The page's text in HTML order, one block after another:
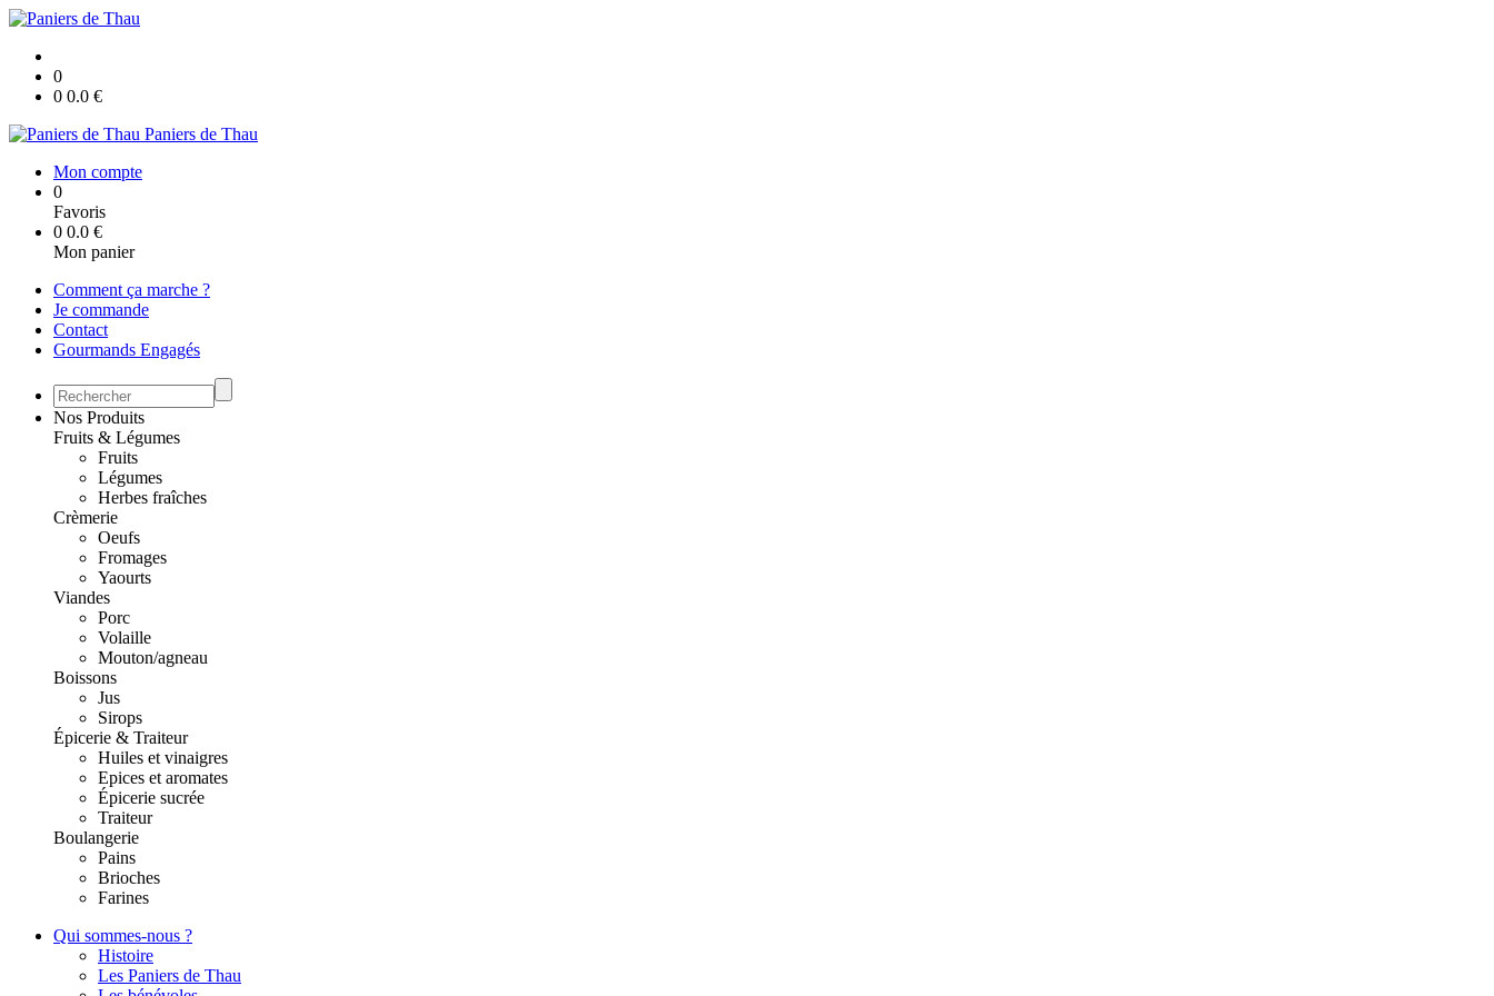
0
0 0.0 €
Paniers de Thau
Mon compte
0
Favoris
0 0.0 €
Mon panier
Comment ça marche ?
Je commande
Contact
Gourmands Engagés
Nos Produits
Fruits & Légumes
Fruits
Légumes
Herbes fraîches
Crèmerie
Oeufs
Fromages
Yaourts
Viandes
Porc
Volaille
Mouton/agneau
Boissons
Jus
Sirops
Épicerie & Traiteur
Huiles et vinaigres
Epices et aromates
Épicerie sucrée
Traiteur
Boulangerie
Pains
Brioches
Farines
Qui sommes-nous ?
Histoire
Les Paniers de Thau